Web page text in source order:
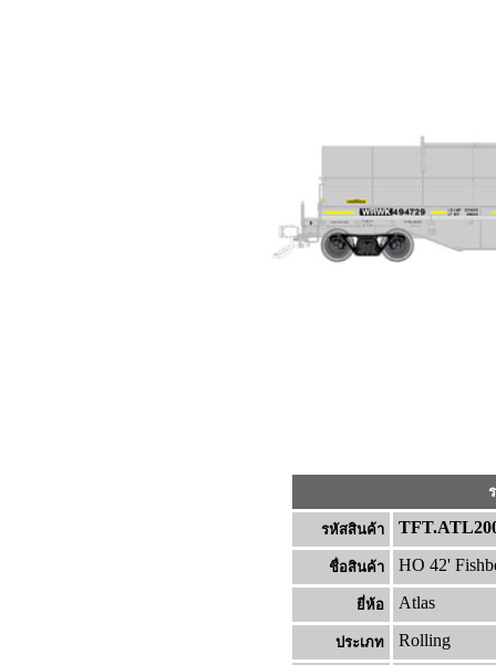
รหัสสินค้า
ชื่อสินค้า HO 42'
ยี่ห้อ Atlas
ประเภท Rolling